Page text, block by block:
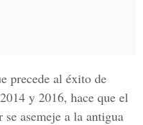
precede al éxito de
y 2016, hace que el
asemeje a la antigua